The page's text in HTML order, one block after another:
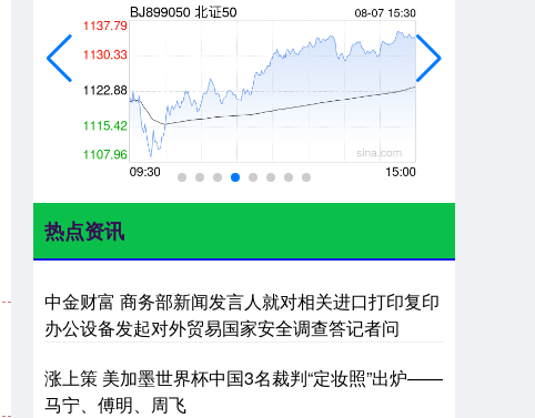
热点资讯
中金财富 商务部新闻发言人就对相关进口打印复印
办公设备发起对外贸易国家安全调查答记者问
涨上策 美加墨世界杯中国3名裁判“定妆照”出炉——
马宁、傅明、周飞